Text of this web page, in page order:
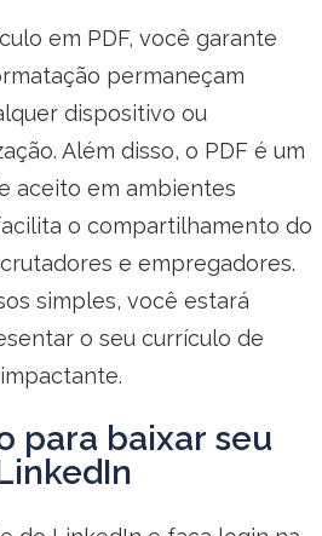
em PDF, você garante
permaneçam
dispositivo ou
Além disso, o PDF é um
aceito em ambientes
o compartilhamento do
e empregadores.
simples, você estará
o seu currículo de
para baixar seu